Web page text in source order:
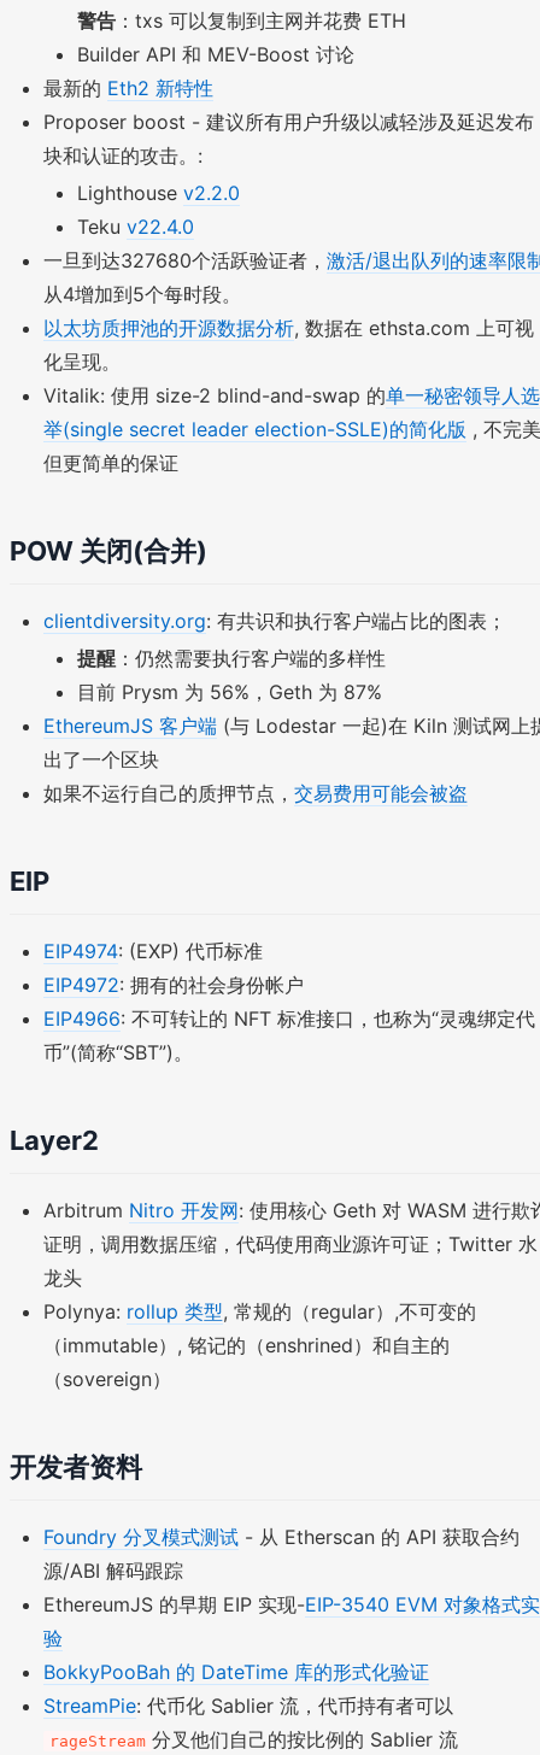
警告 ：txs 可以复制到主网并花费 ETH
Builder API 和 MEV-Boost 讨论
最新的 Eth2 新特性
Proposer boost - 建议所有用户升级以减轻涉及延迟发布
块和认证的攻击。:
Lighthouse v2.2.0
Teku v22.4.0
一旦到达327680个活跃验证者， 激活/退出队列的速率限
从4增加到5个每时段。
以太坊质押池的开源数据分析, 数据在 ethsta.com 上可视
化呈现。
Vitalik: 使用 size-2 blind-and-swap 的单一秘密领导人选
举(single secret leader election-SSLE)的简化版 , 不完美
但更简单的保证
POW 关闭(合并)
clientdiversity.org: 有共识和执行客户端占比的图表；
提醒 ：仍然需要执行客户端的多样性
目前 Prysm 为 56%，Geth 为 87%
EthereumJS 客户端 (与 Lodestar 一起)在 Kiln 测试网上
出了一个区块
如果不运行自己的质押节点， 交易费用可能会被盗
EIP
EIP4974: (EXP) 代币标准
EIP4972: 拥有的社会身份帐户
EIP4966: 不可转让的 NFT 标准接口，也称为“灵魂绑定代
币”(简称“SBT”)。
Layer2
Arbitrum Nitro 开发网: 使用核心 Geth 对 WASM 进行欺
证明，调用数据压缩，代码使用商业源许可证；Twitter 水
龙头
Polynya: rollup 类型, 常规的（regular）,不可变的
（immutable）, 铭记的（enshrined）和自主的
（sovereign）
开发者资料
Foundry 分叉模式测试 - 从 Etherscan 的 API 获取合约
源/ABI 解码跟踪
EthereumJS 的早期 EIP 实现-EIP-3540 EVM 对象格式实
验
BokkyPooBah 的 DateTime 库的形式化验证
StreamPie: 代币化 Sablier 流，代币持有者可以
rageStream 分叉他们自己的按比例的 Sablier 流